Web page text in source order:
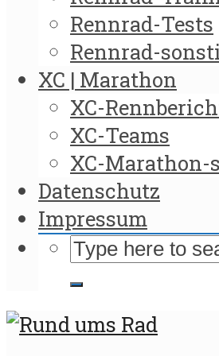
Rennrad-Tests
Rennrad-
XC | Marathon
XC-
XC-Teams
XC-Marathon-
Datenschutz
Impressum